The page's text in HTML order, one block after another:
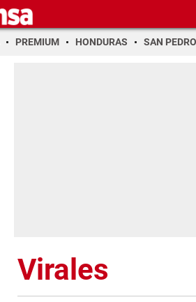
PREMIUM HONDURAS SAN PEDRO
Virales